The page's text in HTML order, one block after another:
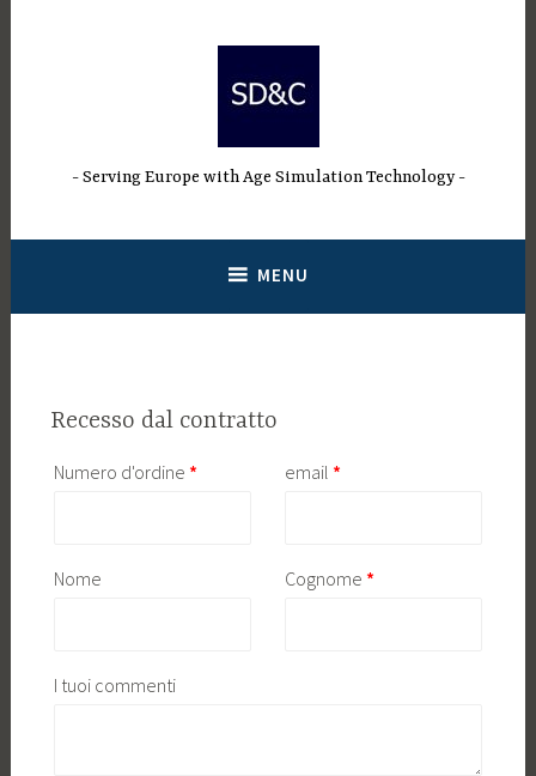
Serving Europe with Age Simulation Technology
MENU
Recesso dal contratto
Numero d'ordine *Richiesto email *Richiesto
Nome Cognome *Richiesto
URI della pagina *Obbligatorio
I tuoi commenti